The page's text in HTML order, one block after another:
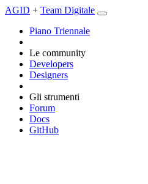
AGID + Team Digitale
Piano Triennale
Le community
Developers
Designers
Gli strumenti
Forum
Docs
GitHub